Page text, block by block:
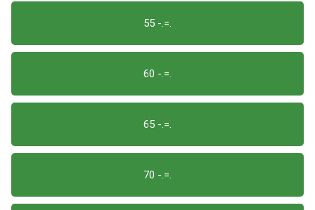
55 -.=.
60 -.=.
65 -.=.
70 -.=.